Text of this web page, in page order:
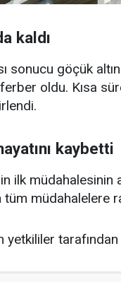
kaldı
sonucu göçük
oldu. Kısa
kaybetti
ilk müdahalesinin
tüm müdahalelere
yetkililer